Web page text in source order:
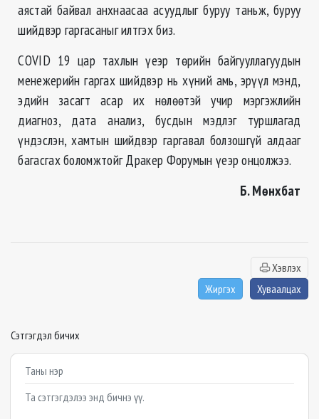
аястай байвал анхнаасаа асуудлыг буруу таньж, буруу
шийдвэр гаргасаныг илтгэх биз.
COVID 19 цар тахлын үеэр төрийн байгууллагуудын
менежерийн гаргах шийдвэр нь хүний амь, эрүүл мэнд,
эдийн засагт асар их нөлөөтэй учир мэргэжлийн
диагноз, дата анализ, бусдын мэдлэг туршлагад
үндэслэн, хамтын шийдвэр гаргавал болзошгүй алдааг
багасгах боломжтойг Дракер Форумын үеэр онцолжээ.
Б. Мөнхбат
Хэвлэх
Жиргэх
Хуваалцах
Сэтгэгдэл бичих
Example textarea